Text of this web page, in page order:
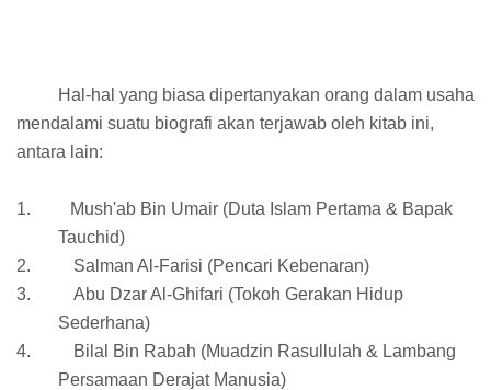
Hal-hal yang biasa dipertanyakan orang dalam usaha
mendalami suatu biografi akan terjawab oleh kitab ini,
antara lain:
1.
Mush'ab Bin Umair (Duta Islam Pertama & Bapak
Tauchid)
2.
Salman Al-Farisi (Pencari Kebenaran)
3.
Abu Dzar Al-Ghifari (Tokoh Gerakan Hidup
Sederhana)
4.
Bilal Bin Rabah (Muadzin Rasullulah & Lambang
Persamaan Derajat Manusia)